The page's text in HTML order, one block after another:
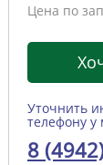
Цена по
Уточнить
телефону
8